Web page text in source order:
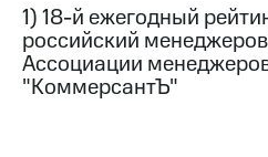
Правовая
информация
Контакты
1) 18-й ежегодный
российский
Ассоциации
"КоммерсантЪ"